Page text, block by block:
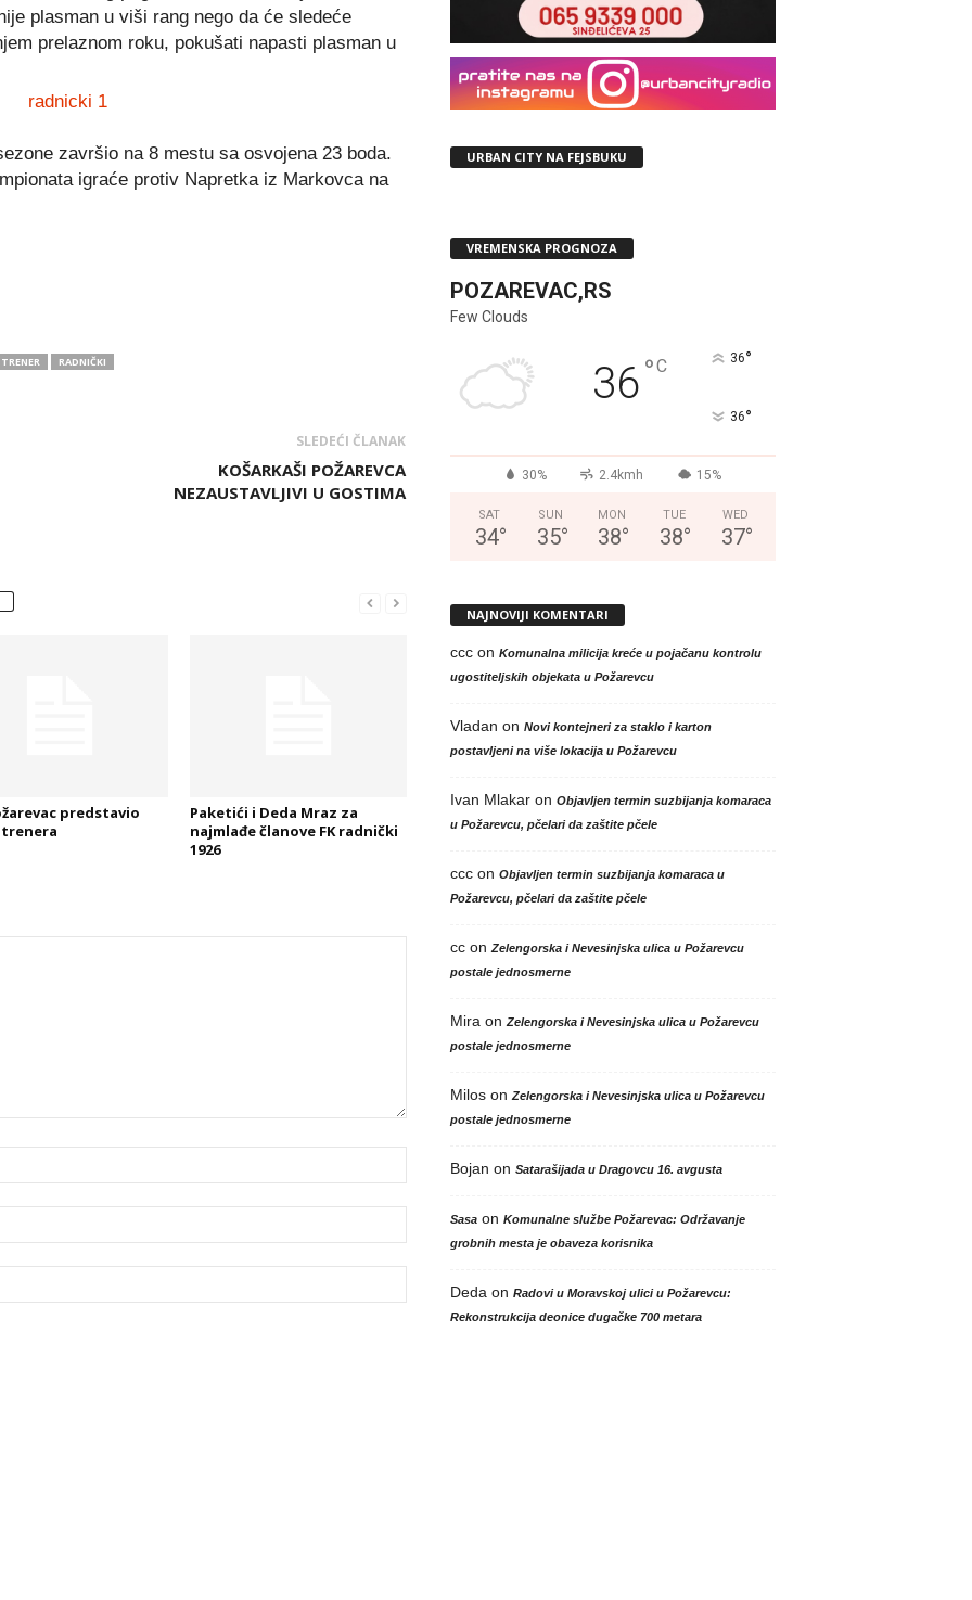
plasman u viši rang nego da će sledeće
prelaznom roku, pokušati napasti plasman u
završio na 8 mestu sa osvojena 23 boda.
igraće protiv Napretka iz Markovca na
RADNIČKI
SLEDEĆI ČLANAK
KOŠARKAŠI POŽAREVCA
NEZAUSTAVLJIVI U GOSTIMA
predstavio
Paketići i Deda Mraz za
najmlađe članove FK radnički
1926
URBAN CITY NA FEJSBUKU
VREMENSKA PROGNOZA
POZAREVAC,RS
Few Clouds
36°C 36°
36°
30% 2.4kmh 15%
SAT
34°
SUN
35°
MON
38°
TUE
38°
WED
37°
NAJNOVIJI KOMENTARI
cccon Komunalna milicija kreće u pojačanu kontrolu
ugostiteljskih objekata u Požarevcu
Vladan on Novi kontejneri za staklo i karton
postavljeni na više lokacija u Požarevcu
Ivan Mlakaron Objavljen termin suzbijanja komaraca
u Požarevcu, pčelari da zaštite pčele
cccon Objavljen termin suzbijanja komaraca u
Požarevcu, pčelari da zaštite pčele
ccon Zelengorska i Nevesinjska ulica u Požarevcu
postale jednosmerne
Mira on Zelengorska i Nevesinjska ulica u Požarevcu
postale jednosmerne
Miloson Zelengorska i Nevesinjska ulica u Požarevcu
postale jednosmerne
Bojan on Satarašijada u Dragovcu 16. avgusta
Sasaon Komunalne službe Požarevac: Održavanje
grobnih mesta je obaveza korisnika
Deda on Radovi u Moravskoj ulici u Požarevcu:
Rekonstrukcija deonice dugačke 700 metara